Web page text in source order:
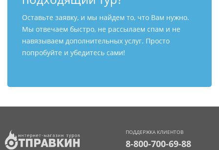
Оставьте заявку, и мы найдем то, что Вам нужно.
Мы отвечаем быстро, не рассылаем спам и не
навязываем дополнительных услуг. Просто
попробуйте и убедитесь сами!
ПОДДЕРЖКА КЛИЕНТОВ
8-800-700-69-88